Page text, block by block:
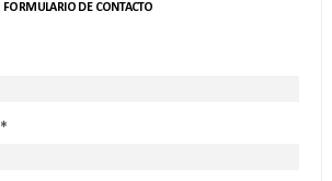
FORMULARIO DE CONTACTO
*